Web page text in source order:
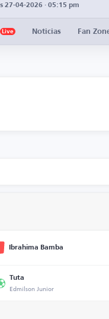
27-04-2026 · 05:15 pm
Live Noticias Fan
Ibrahima Bamba
Tuta
Edmílson Junior